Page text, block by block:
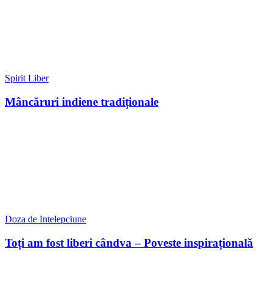
Spirit Liber
Mâncăruri indiene tradiționale
Doza de Intelepciune
Toți am fost liberi cândva – Poveste inspirațională